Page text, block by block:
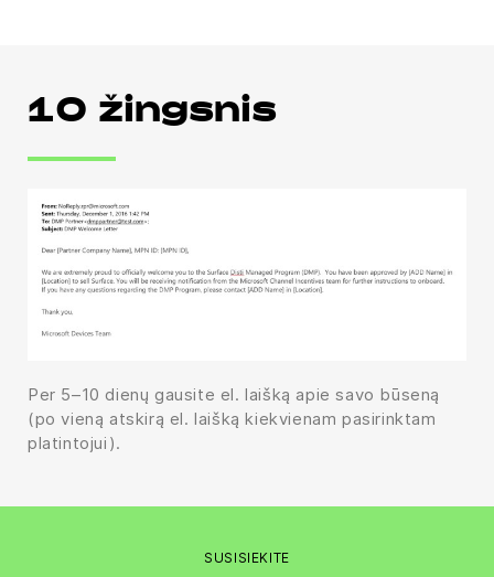
10 žingsnis
Per 5–10 dienų gausite el. laišką apie savo būseną
(po vieną atskirą el. laišką kiekvienam pasirinktam
platintojui).
SUSISIEKITE